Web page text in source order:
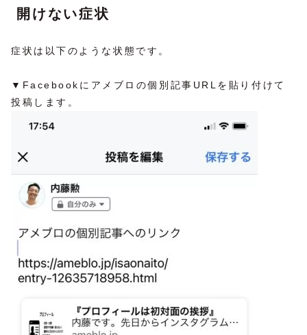
開けない症状
症状は以下のような状態です。
▼Facebookにアメブロの個別記事URLを貼り付けて
投稿します。